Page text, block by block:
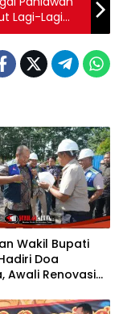
Lagi-Lagi
Plus
Wakil Bupati
Doa
Awali Renovasi